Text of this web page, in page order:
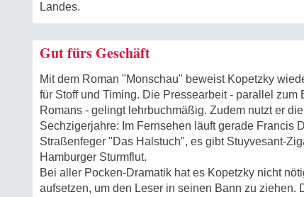
Landes.
Gut fürs Geschäft
Mit dem Roman "Monschau" beweist Kopetzky
für Stoff und Timing. Die Pressearbeit - parallel zum
Romans - gelingt lehrbuchmäßig. Zudem nutzt er
Sechzigerjahre: Im Fernsehen läuft gerade Francis
Straßenfeger "Das Halstuch", es gibt Stuyvesant-
Hamburger Sturmflut.
Bei aller Pocken-Dramatik hat es Kopetzky nicht
aufsetzen, um den Leser in seinen Bann zu ziehen.